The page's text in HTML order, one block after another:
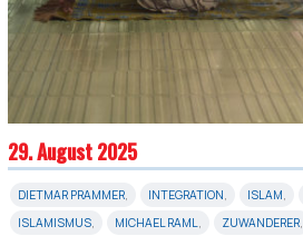
29. August 2025
DIETMAR PRAMMER, INTEGRATION, ISLAM,
ISLAMISMUS, MICHAEL RAML, ZUWANDERER,